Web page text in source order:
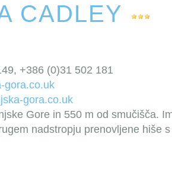
CADLEY
+386 (0)31 502 181
gora.co.uk
gora.co.uk
Gore in 550 m od smučišča.
nadstropju prenovljene hiše